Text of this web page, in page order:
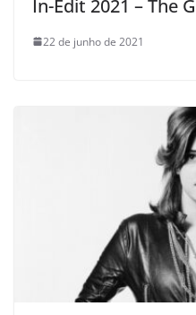
In-Edit 2021 – The
22 de junho de 2021